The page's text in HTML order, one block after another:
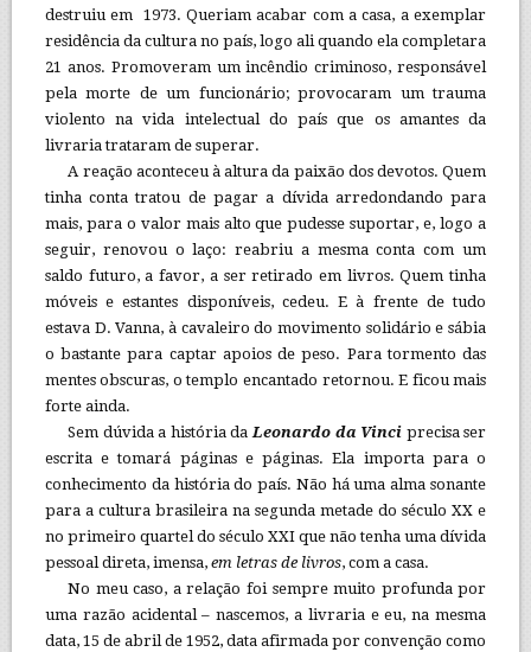
destruiu em 1973. Queriam acabar com a casa, a exemplar
residência da cultura no país, logo ali quando ela completara
21 anos. Promoveram um incêndio criminoso, responsável
pela morte de um funcionário; provocaram um trauma
violento na vida intelectual do país que os amantes da
livraria trataram de superar.
A reação aconteceu à altura da paixão dos devotos. Quem
tinha conta tratou de pagar a dívida arredondando para
mais, para o valor mais alto que pudesse suportar, e, logo a
seguir, renovou o laço: reabriu a mesma conta com um
saldo futuro, a favor, a ser retirado em livros. Quem tinha
móveis e estantes disponíveis, cedeu. E à frente de tudo
estava D. Vanna, à cavaleiro do movimento solidário e sábia
o bastante para captar apoios de peso. Para tormento das
mentes obscuras, o templo encantado retornou. E ficou mais
forte ainda.
Sem dúvida a história daLeonardo da Vinci precisa ser
escrita e tomará páginas e páginas. Ela importa para o
conhecimento da história do país. Não há uma alma sonante
para a cultura brasileira na segunda metade do século XX e
no primeiro quartel do século XXI que não tenha uma dívida
pessoal direta, imensa, em letras de livros, com a casa.
No meu caso, a relação foi sempre muito profunda por
uma razão acidental – nascemos, a livraria e eu, na mesma
data, 15 de abril de 1952, data afirmada por convenção como